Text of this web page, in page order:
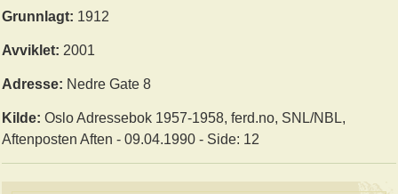
Grunnlagt: 1912
Avviklet: 2001
Adresse: Nedre Gate 8
Kilde:Oslo Adressebok 1957-1958, ferd.no, SNL/NBL,
Aftenposten Aften - 09.04.1990 - Side: 12